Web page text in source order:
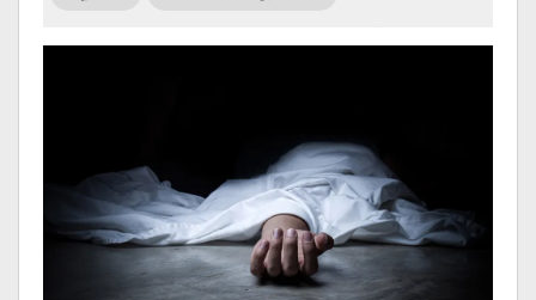
सूचना
प्रविधि
स्वास्थ्य
विज्ञापन